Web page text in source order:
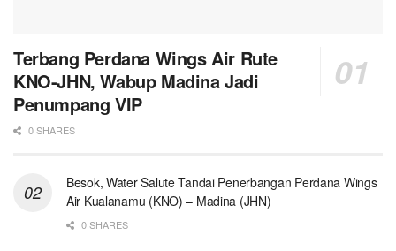
Terbang Perdana Wings Air Rute
KNO-JHN, Wabup Madina Jadi
Penumpang VIP
0 SHARES
Besok, Water Salute Tandai Penerbangan Perdana Wings
Air Kualanamu (KNO) – Madina (JHN)
0 SHARES